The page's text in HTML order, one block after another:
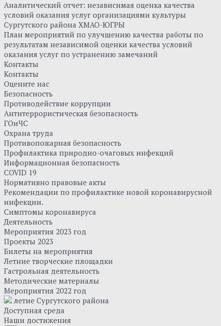
Аналитический отчет: независимая оценка качества
условий оказания услуг организациями культуры
Сургутского района ХМАО-ЮГРЫ
План мероприятий по улучшению качества работы по
результатам независимой оценки качества условий
оказания услуг по устранению замечаний
Контакты
Контакты
Оцените нас
Безопасность
Противодействие коррупции
Антитеррористическая безопасность
ГОиЧС
Охрана труда
Противопожарная безопасность
Профилактика природно-очаговых инфекций
Информационная безопасность
COVID 19
Нормативно правовые акты
Рекомендации по профилактике новой коронавирусной
инфекции.
Симптомы коронавируса
Деятельность
Мероприятия 2023 год
Проекты 2023
Билеты на мероприятия
Летние творческие площадки
Гастрольная деятельность
Методические материалы
Мероприятия 2022 год
летие Сургутского района
Доступная среда
Наши достижения